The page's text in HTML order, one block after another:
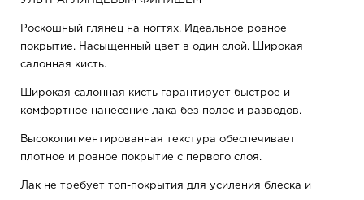
Роскошный глянец на ногтях. Идеальное ровное
покрытие. Насыщенный цвет в один слой. Широкая
салонная кисть.
Широкая салонная кисть гарантирует быстрое и
комфортное нанесение лака без полос и разводов.
Высокопигментированная текстура обеспечивает
плотное и ровное покрытие с первого слоя.
Лак не требует топ-покрытия для усиления блеска и